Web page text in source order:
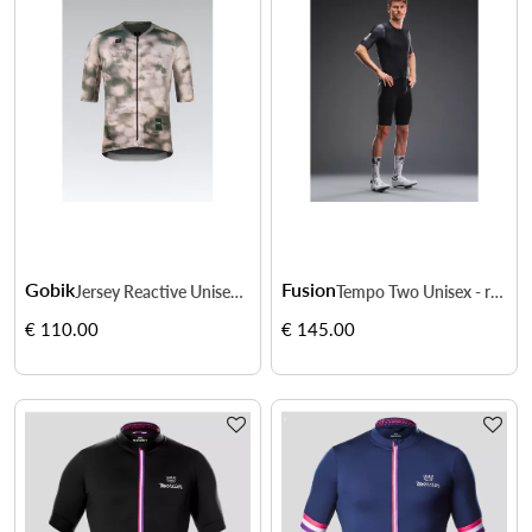
Gobik Jersey Reactive Unisex - vitesse par forte chaleur
€ 110.00
Fusion Tempo Two Unisex - respirabilité et confort longue sortie
€ 145.00